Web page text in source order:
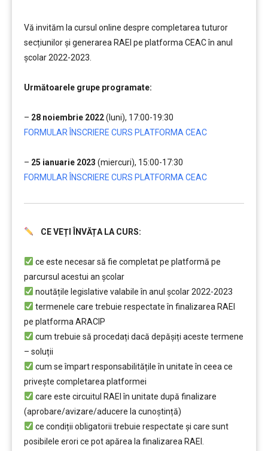
Vă invităm la cursul online despre completarea tuturor
secțiunilor și generarea RAEI pe platforma CEAC în anul
școlar 2022-2023.
Următoarele grupe programate:
– 28 noiembrie 2022(luni), 17:00-19:30
FORMULAR ÎNSCRIERE CURS PLATFORMA CEAC
– 25 ianuarie 2023 (miercuri), 15:00-17:30
FORMULAR ÎNSCRIERE CURS PLATFORMA CEAC
CE VEȚI ÎNVĂȚA LA CURS:
ce este necesar să fie completat pe platformă pe
parcursul acestui an școlar
noutățile legislative valabile în anul școlar 2022-2023
termenele care trebuie respectate în finalizarea RAEI
pe platforma ARACIP
cum trebuie să procedați dacă depăşiți aceste termene
– soluții
cum se împart responsabilitățile în unitate în ceea ce
privește completarea platformei
care este circuitul RAEI în unitate după finalizare
(aprobare/avizare/aducere la cunoştință)
ce condiții obligatorii trebuie respectate şi care sunt
posibilele erori ce pot apărea la finalizarea RAEI.